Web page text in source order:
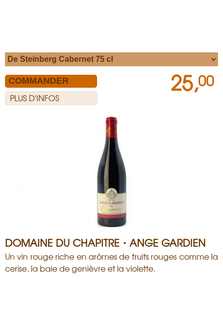
PLUS D'INFOS
25,00
DOMAINE DU CHAPITRE・ANGE GARDIEN
Un vin rouge riche en arômes de fruits rouges comme la
cerise, la baie de genièvre et la violette.